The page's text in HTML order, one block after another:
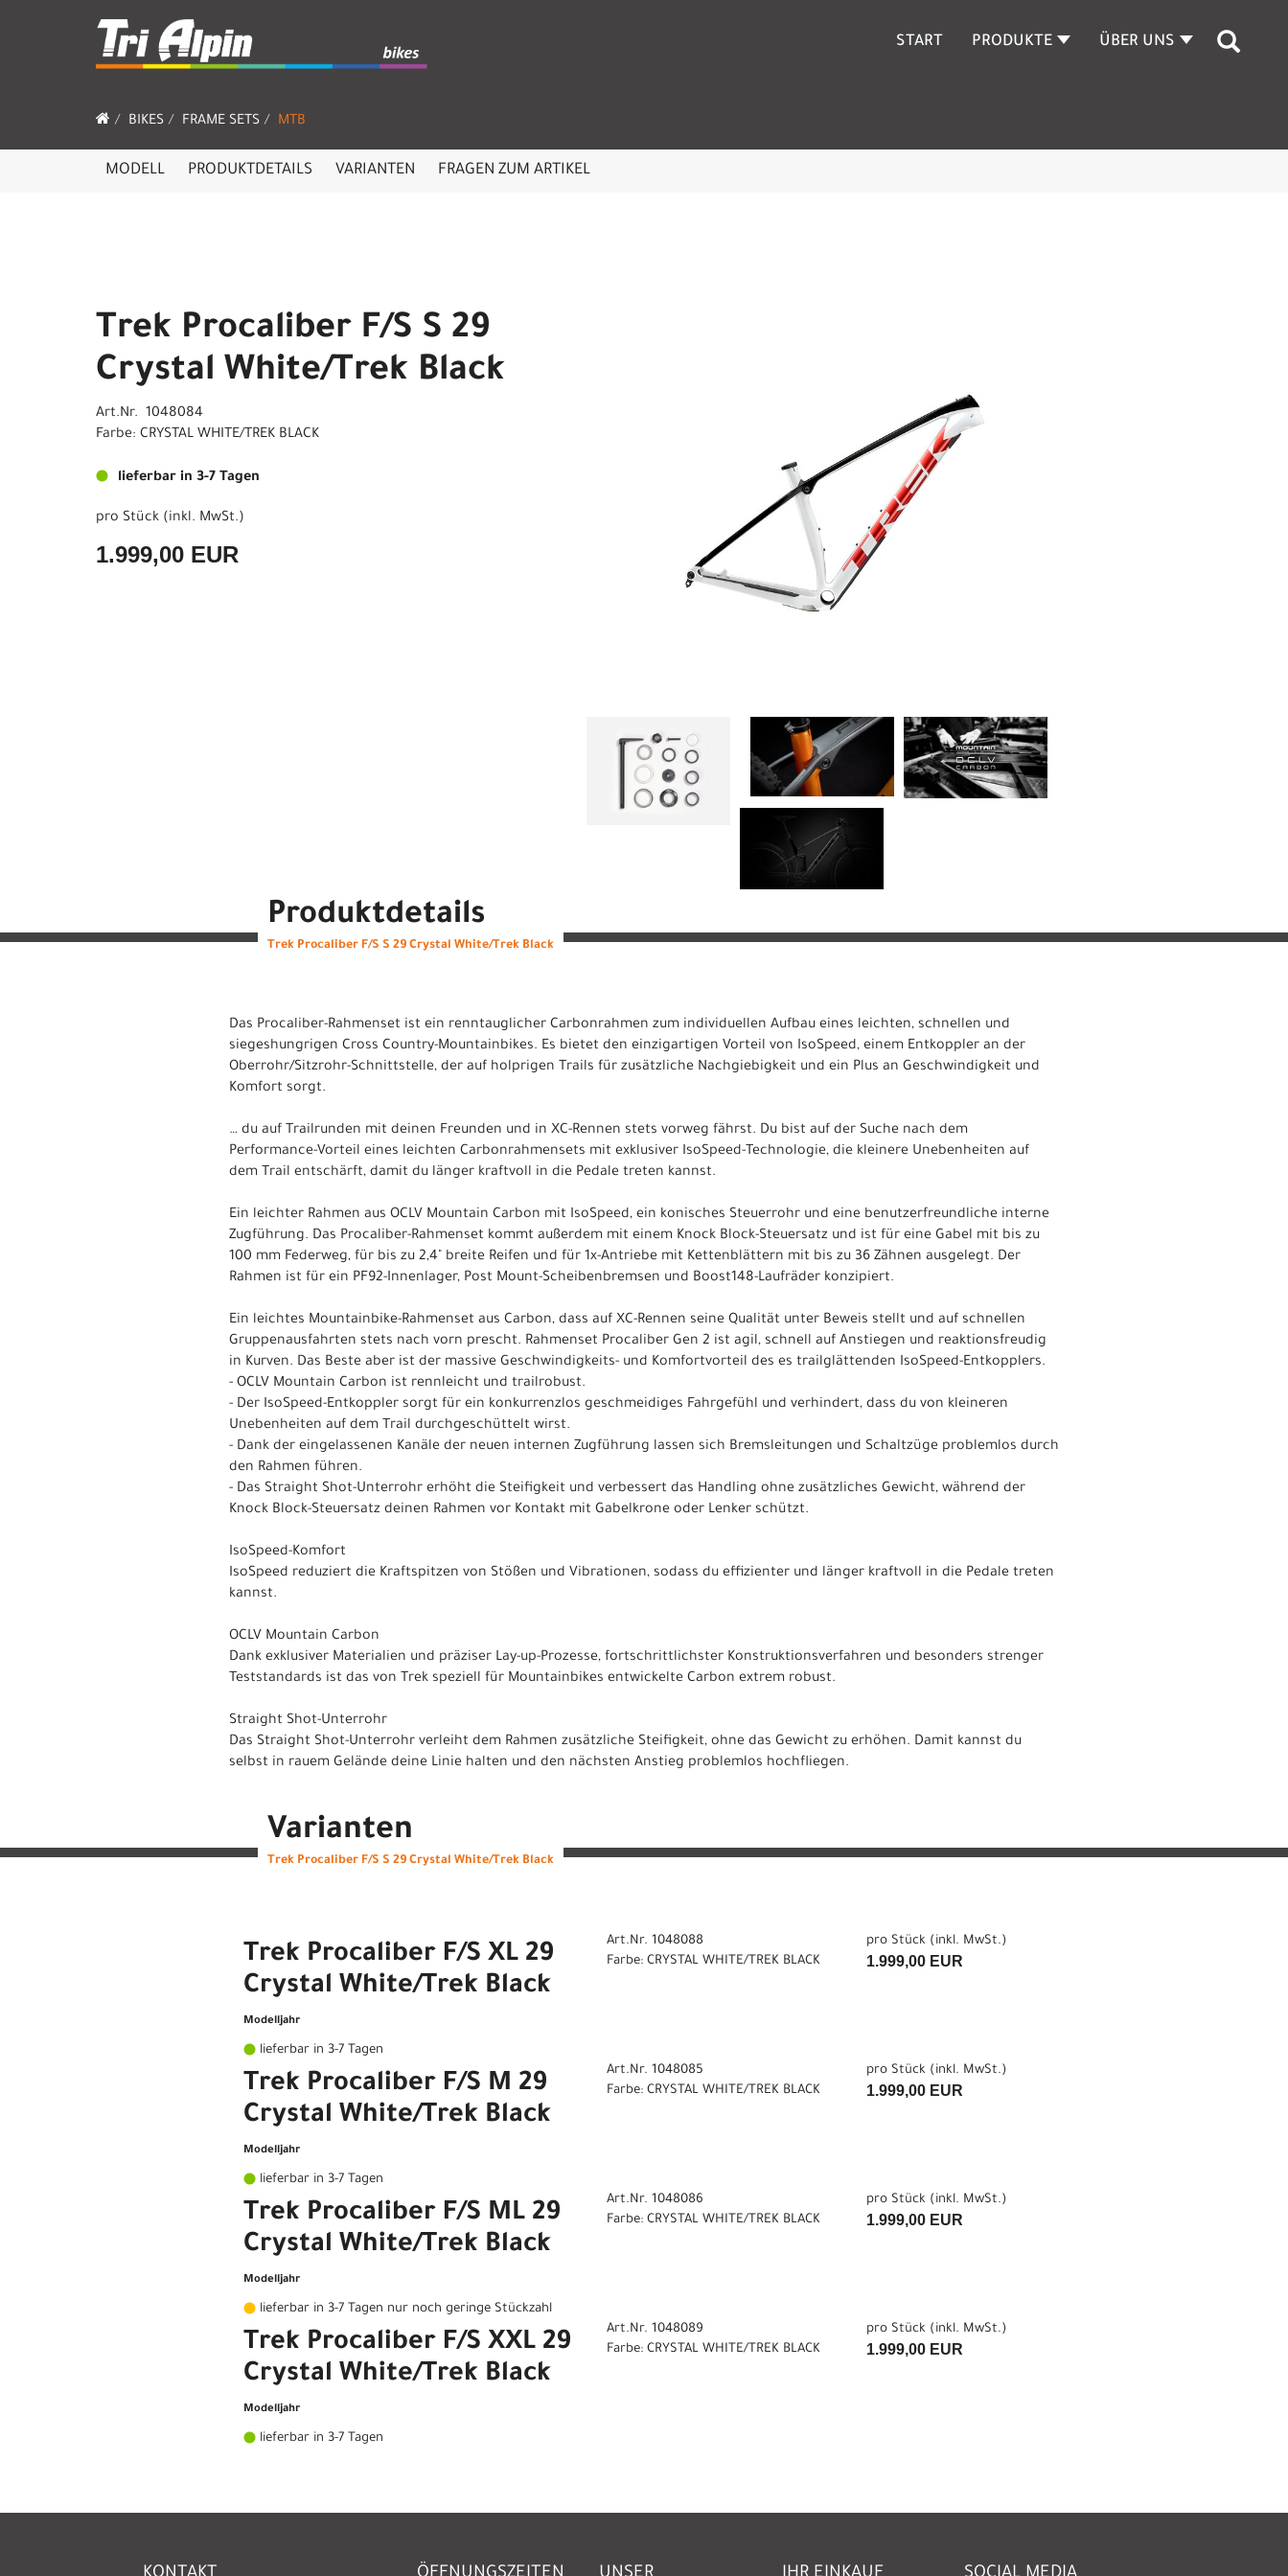
START PRODUKTE ÜBER UNS
BIKES FRAME SETS MTB
MODELL PRODUKTDETAILS VARIANTEN FRAGEN ZUM ARTIKEL
Trek Procaliber F/S S 29
Crystal White/Trek Black
Art.Nr. 1048084
Farbe: CRYSTAL WHITE/TREK BLACK
lieferbar in 3-7 Tagen
pro Stück (inkl. MwSt.)
1.999,00 EUR
Produktdetails
Trek Procaliber F/S S 29 Crystal White/Trek Black
Das Procaliber-Rahmenset ist ein renntauglicher Carbonrahmen zum individuellen Aufbau eines leichten, schnellen und
siegeshungrigen Cross Country-Mountainbikes. Es bietet den einzigartigen Vorteil von IsoSpeed, einem Entkoppler an der
Oberrohr/Sitzrohr-Schnittstelle, der auf holprigen Trails für zusätzliche Nachgiebigkeit und ein Plus an Geschwindigkeit und
Komfort sorgt.
… du auf Trailrunden mit deinen Freunden und in XC-Rennen stets vorweg fährst. Du bist auf der Suche nach dem
Performance-Vorteil eines leichten Carbonrahmensets mit exklusiver IsoSpeed-Technologie, die kleinere Unebenheiten auf
dem Trail entschärft, damit du länger kraftvoll in die Pedale treten kannst.
Ein leichter Rahmen aus OCLV Mountain Carbon mit IsoSpeed, ein konisches Steuerrohr und eine benutzerfreundliche interne
Zugführung. Das Procaliber-Rahmenset kommt außerdem mit einem Knock Block-Steuersatz und ist für eine Gabel mit bis zu
100 mm Federweg, für bis zu 2,4" breite Reifen und für 1x-Antriebe mit Kettenblättern mit bis zu 36 Zähnen ausgelegt. Der
Rahmen ist für ein PF92-Innenlager, Post Mount-Scheibenbremsen und Boost148-Laufräder konzipiert.
Ein leichtes Mountainbike-Rahmenset aus Carbon, dass auf XC-Rennen seine Qualität unter Beweis stellt und auf schnellen
Gruppenausfahrten stets nach vorn prescht. Rahmenset Procaliber Gen 2 ist agil, schnell auf Anstiegen und reaktionsfreudig
in Kurven. Das Beste aber ist der massive Geschwindigkeits- und Komfortvorteil des es trailglättenden IsoSpeed-Entkopplers.
- OCLV Mountain Carbon ist rennleicht und trailrobust.
- Der IsoSpeed-Entkoppler sorgt für ein konkurrenzlos geschmeidiges Fahrgefühl und verhindert, dass du von kleineren
Unebenheiten auf dem Trail durchgeschüttelt wirst.
- Dank der eingelassenen Kanäle der neuen internen Zugführung lassen sich Bremsleitungen und Schaltzüge problemlos durch
den Rahmen führen.
- Das Straight Shot-Unterrohr erhöht die Steifigkeit und verbessert das Handling ohne zusätzliches Gewicht, während der
Knock Block-Steuersatz deinen Rahmen vor Kontakt mit Gabelkrone oder Lenker schützt.
IsoSpeed-Komfort
IsoSpeed reduziert die Kraftspitzen von Stößen und Vibrationen, sodass du effizienter und länger kraftvoll in die Pedale treten
kannst.
OCLV Mountain Carbon
Dank exklusiver Materialien und präziser Lay-up-Prozesse, fortschrittlichster Konstruktionsverfahren und besonders strenger
Teststandards ist das von Trek speziell für Mountainbikes entwickelte Carbon extrem robust.
Straight Shot-Unterrohr
Das Straight Shot-Unterrohr verleiht dem Rahmen zusätzliche Steifigkeit, ohne das Gewicht zu erhöhen. Damit kannst du
selbst in rauem Gelände deine Linie halten und den nächsten Anstieg problemlos hochfliegen.
Varianten
Trek Procaliber F/S S 29 Crystal White/Trek Black
Trek Procaliber F/S XL 29
Crystal White/Trek Black
Modelljahr
lieferbar in 3-7 Tagen
Art.Nr. 1048088
Farbe: CRYSTAL WHITE/TREK BLACK
pro Stück (inkl. MwSt.)
1.999,00 EUR
Trek Procaliber F/S M 29
Crystal White/Trek Black
Modelljahr
lieferbar in 3-7 Tagen
Art.Nr. 1048085
Farbe: CRYSTAL WHITE/TREK BLACK
pro Stück (inkl. MwSt.)
1.999,00 EUR
Trek Procaliber F/S ML 29
Crystal White/Trek Black
Modelljahr
lieferbar in 3-7 Tagen nur noch geringe Stückzahl
Art.Nr. 1048086
Farbe: CRYSTAL WHITE/TREK BLACK
pro Stück (inkl. MwSt.)
1.999,00 EUR
Trek Procaliber F/S XXL 29
Crystal White/Trek Black
Modelljahr
lieferbar in 3-7 Tagen
Art.Nr. 1048089
Farbe: CRYSTAL WHITE/TREK BLACK
pro Stück (inkl. MwSt.)
1.999,00 EUR